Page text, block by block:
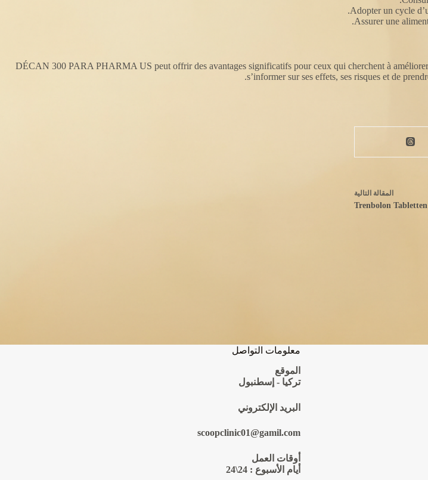
Adopter un cycle
Assurer une
DÉCAN 300 PARA PHARMA US peut offrir des avantages significatifs pour ceux qui cherchent à
s’informer sur ses effets, ses risques et de
المقالة التالية
Trenbolon
معلومات التواصل
الموقع
تركيا - إسطنبول
البريد الإلكتروني
scoopclinic01@gamil.com
أوقات العمل
أيام الأسبوع : 24\24